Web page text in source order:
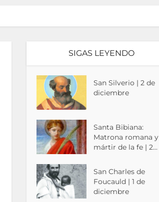
SIGAS LEYENDO
San Silverio | 2 de
diciembre
Santa Bibiana:
Matrona romana y
mártir de la fe | 2...
San Charles de
Foucauld | 1 de
diciembre